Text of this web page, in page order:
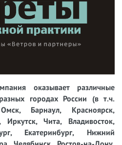
оказывает различные
городах России (в т.ч.
Барнаул, Красноярск,
Иркутск, Чита, Владивосток,
Екатеринбург, Нижний